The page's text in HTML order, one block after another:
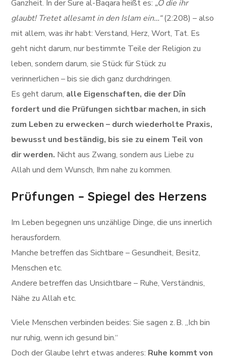
Ganzheit. In der Sure al-Baqara heißt es: „O die ihr
glaubt! Tretet allesamt in den Islam ein…“(2:208) – also
mit allem, was ihr habt: Verstand, Herz, Wort, Tat. Es
geht nicht darum, nur bestimmte Teile der Religion zu
leben, sondern darum, sie Stück für Stück zu
verinnerlichen – bis sie dich ganz durchdringen.
Es geht darum, alle Eigenschaften, die der Dīn
fordert und die Prüfungen sichtbar machen, in sich
zum Leben zu erwecken – durch wiederholte Praxis,
bewusst und beständig, bis sie zu einem Teil von
dir werden. Nicht aus Zwang, sondern aus Liebe zu
Allah und dem Wunsch, Ihm nahe zu kommen.
Prüfungen – Spiegel des Herzens
Im Leben begegnen uns unzählige Dinge, die uns innerlich
herausfordern.
Manche betreffen das Sichtbare – Gesundheit, Besitz,
Menschen etc.
Andere betreffen das Unsichtbare – Ruhe, Verständnis,
Nähe zu Allah etc.
Viele Menschen verbinden beides: Sie sagen z. B. „Ich bin
nur ruhig, wenn ich gesund bin.“
Doch der Glaube lehrt etwas anderes: Ruhe kommt von